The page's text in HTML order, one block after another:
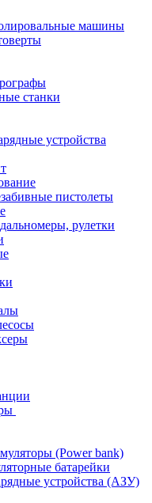
машины
станки
устройства
пистолеты
рулетки
(Power bank)
батарейки
устройства (АЗУ)